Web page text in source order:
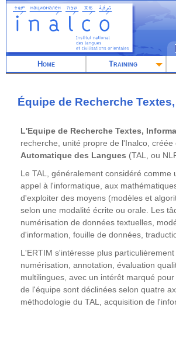
Skip
Home Training
Équipe de Recherche
L'Equipe de Recherche Textes,
recherche, unité propre de l'Inalco,
Automatique des Langues (TAL, ou
Le TAL, généralement considéré
appel à l'informatique, aux
d'exploiter des moyens (modèles et
selon une modalité écrite ou orale. Les
numérisation de données textuelles,
d'information, fouille de données,
L'ERTIM s'intéresse plus
numérisation, annotation, évaluation
multilingues, avec un intérêt marqué
de l'équipe sont déclinées selon quatre
méthodologie du TAL, acquisition de